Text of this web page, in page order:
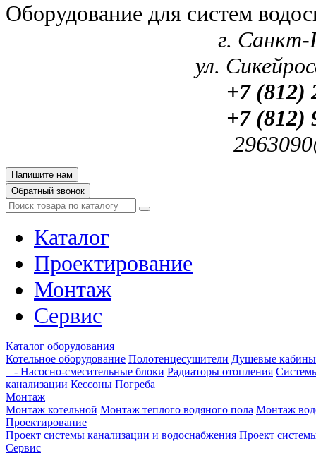
Оборудование для систем
г. Санкт-
ул.
+7 (812)
+7 (812)
Напишите нам
Обратный звонок
Каталог
Проектирование
Монтаж
Сервис
Каталог оборудования
Котельное оборудование Полотенцесушители Душевые кабины
- Насосно-смесительные блоки Радиаторы отопления
канализации Кессоны Погреба
Монтаж
Монтаж котельной Монтаж теплого водяного пола Монтаж
Проектирование
Проект системы канализации и водоснабжения Проект
Сервис